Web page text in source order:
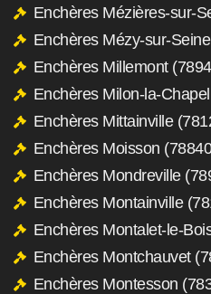
Enchères Mézières-sur-
Enchères Mézy-sur-
Enchères Millemont
Enchères Milon-la-
Enchères Mittainville
Enchères Moisson
Enchères Mondreville
Enchères Montainville
Enchères Montalet-le-
Enchères Montchauvet
Enchères Montesson